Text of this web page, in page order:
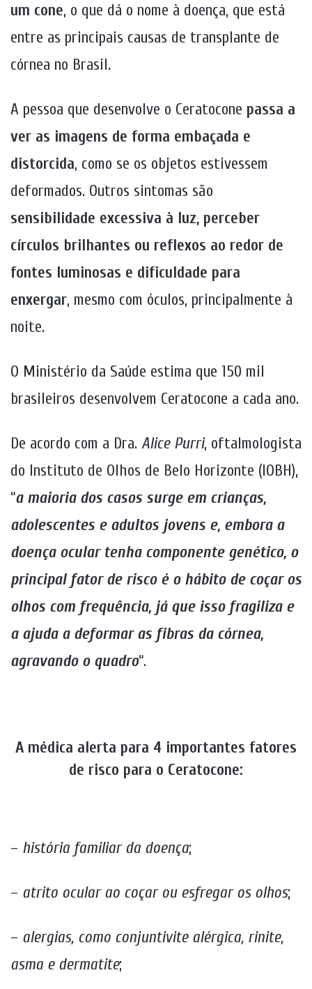
um cone, o que dá o nome à doença, que está
entre as principais causas de transplante de
córnea no Brasil.
A pessoa que desenvolve o Ceratocone passa a
ver as imagens de forma embaçada e
distorcida, como se os objetos estivessem
deformados. Outros sintomas são
sensibilidade excessiva à luz, perceber
círculos brilhantes ou reflexos ao redor de
fontes luminosas e dificuldade para
enxergar, mesmo com óculos, principalmente à
noite.
O Ministério da Saúde estima que 150 mil
brasileiros desenvolvem Ceratocone a cada ano.
De acordo com a Dra. Alice Purri, oftalmologista
do Instituto de Olhos de Belo Horizonte (IOBH),
“a maioria dos casos surge em crianças,
adolescentes e adultos jovens e, embora a
doença ocular tenha componente genético, o
principal fator de risco é o hábito de coçar os
olhos com frequência, já que isso fragiliza e
a ajuda a deformar as fibras da córnea,
agravando o quadro“.
A médica alerta para 4 importantes fatores
de risco para o Ceratocone:
– história familiar da doença;
– atrito ocular ao coçar ou esfregar os olhos;
– alergias, como conjuntivite alérgica, rinite,
asma e dermatite;